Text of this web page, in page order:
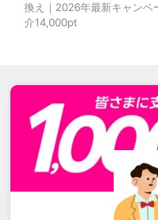
換え｜2026年最新キャンペ
介14,000pt